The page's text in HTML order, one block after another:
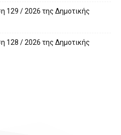
/ 2026 της Δημοτικής
/ 2026 της Δημοτικής